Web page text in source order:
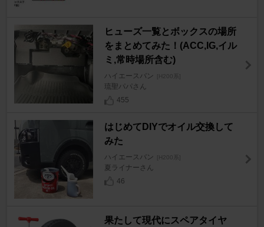
ヒューズ一覧とボックスの場所
をまとめてみた！(ACC,IG,イル
ミ,常時場所含む)
ハイエースバン [H200系]
琉聖パパさん
455
はじめてDIYでオイル交換して
みた
ハイエースバン [H200系]
夏ライナーさん
46
果たして現代にスペアタイヤ